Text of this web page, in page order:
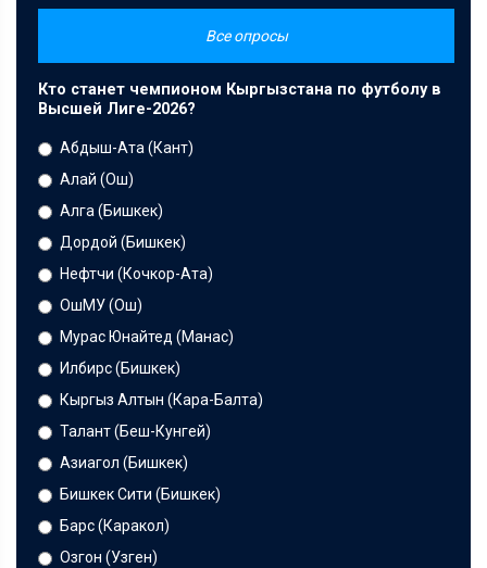
Все опросы
Кто станет чемпионом Кыргызстана по футболу в
Высшей Лиге-2026?
Абдыш-Ата (Кант)
Алай (Ош)
Алга (Бишкек)
Дордой (Бишкек)
Нефтчи (Кочкор-Ата)
ОшМУ (Ош)
Мурас Юнайтед (Манас)
Илбирс (Бишкек)
Кыргыз Алтын (Кара-Балта)
Талант (Беш-Кунгей)
Азиагол (Бишкек)
Бишкек Сити (Бишкек)
Барс (Каракол)
Озгон (Узген)